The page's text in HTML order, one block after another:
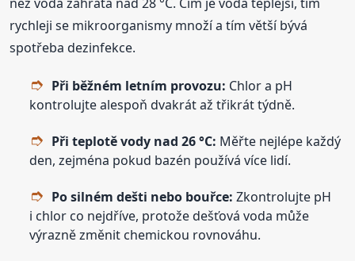
rychleji se mikroorganismy množí a tím větší bývá
spotřeba dezinfekce.
Při běžném letním provozu: Chlor a pH
kontrolujte alespoň dvakrát až třikrát týdně.
Při teplotě vody nad 26 °C: Měřte nejlépe každý
den, zejména pokud bazén používá více lidí.
Po silném dešti nebo bouřce: Zkontrolujte pH
i chlor co nejdříve, protože dešťová voda může
výrazně změnit chemickou rovnováhu.